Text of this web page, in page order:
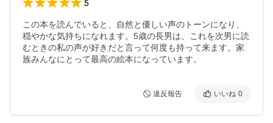
5
この本を読んでいると、自然と優しい声のトーンになり、
穏やかな気持ちになれます。5歳の長男は、これを次男に読
むときの私の声が好きだと言って何度も持って来ます。家
族みんなにとって最高の絵本になっています。
違反報告 いいね 0